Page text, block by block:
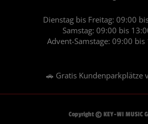
Dienstag bis Freitag: 09:00
Samstag: 09:00 bis
Advent-Samstage: 09:00
🚗 Gratis Kundenparkplätze
Copyright © KEY-WI MUSIC